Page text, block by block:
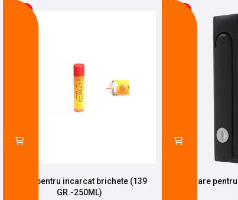
Spray pentru incarcat brichete (139
GR.-250ML)
Incuietoare